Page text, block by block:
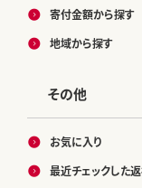
寄付金額から探す
地域から探す
その他
お気に入り
最近チェックした